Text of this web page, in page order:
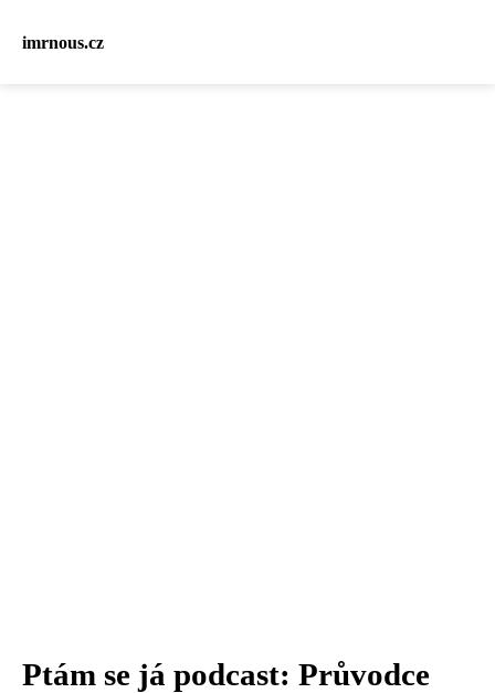
imrnous.cz
Ptám se já podcast: Průvodce